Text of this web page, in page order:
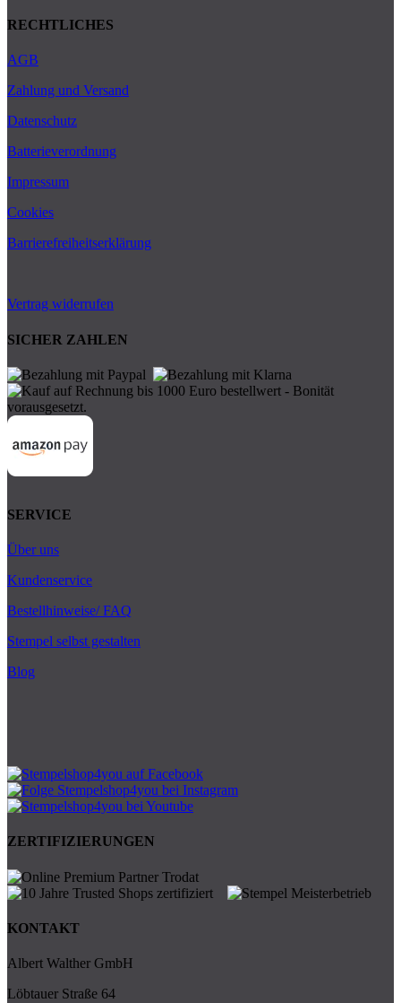
RECHTLICHES
AGB
Zahlung und Versand
Datenschutz
Batterieverordnung
Impressum
Cookies
Barrierefreiheitserklärung
Vertrag widerrufen
SICHER ZAHLEN
SERVICE
Über uns
Kundenservice
Bestellhinweise/ FAQ
Stempel selbst gestalten
Blog
ZERTIFIZIERUNGEN
KONTAKT
Albert Walther GmbH
Löbtauer Straße 64